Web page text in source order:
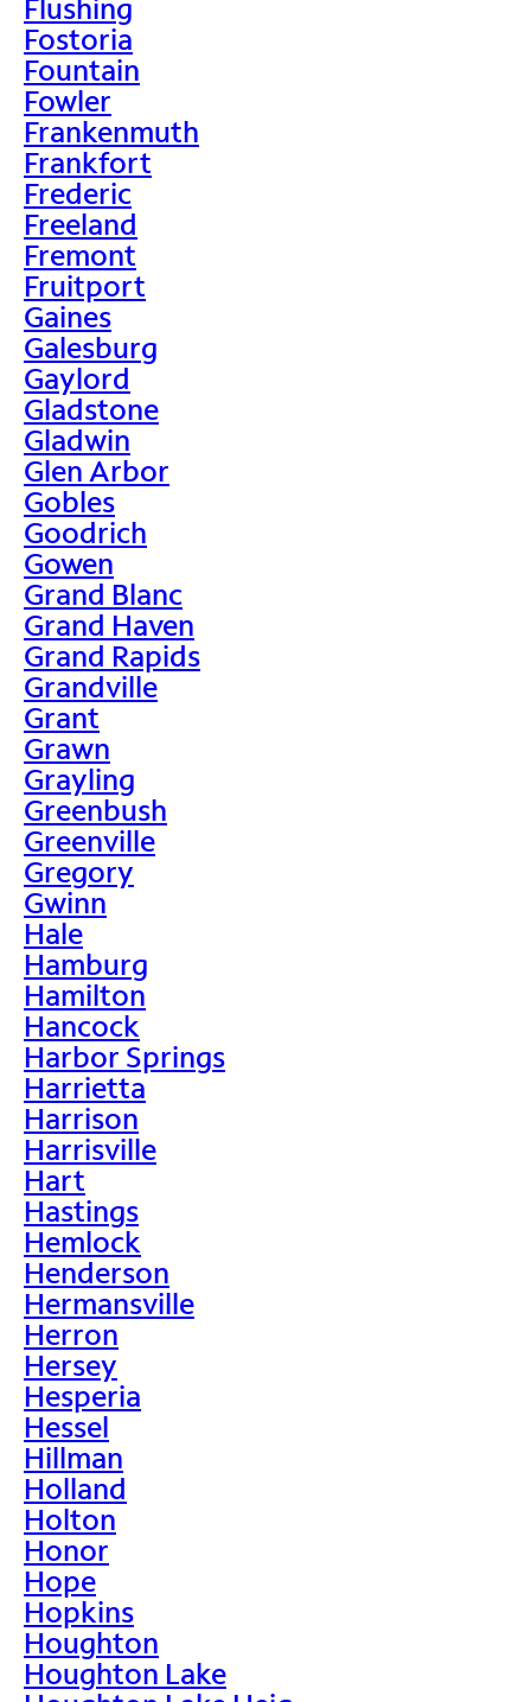
Flushing
Fostoria
Fountain
Fowler
Frankenmuth
Frankfort
Frederic
Freeland
Fremont
Fruitport
Gaines
Galesburg
Gaylord
Gladstone
Gladwin
Glen Arbor
Gobles
Goodrich
Gowen
Grand Blanc
Grand Haven
Grand Rapids
Grandville
Grant
Grawn
Grayling
Greenbush
Greenville
Gregory
Gwinn
Hale
Hamburg
Hamilton
Hancock
Harbor Springs
Harrietta
Harrison
Harrisville
Hart
Hastings
Hemlock
Henderson
Hermansville
Herron
Hersey
Hesperia
Hessel
Hillman
Holland
Holton
Honor
Hope
Hopkins
Houghton
Houghton Lake